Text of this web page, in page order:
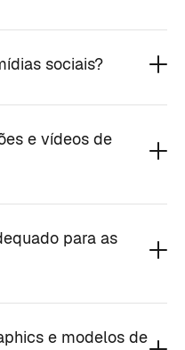
sociais?
e vídeos de
para as
e modelos de